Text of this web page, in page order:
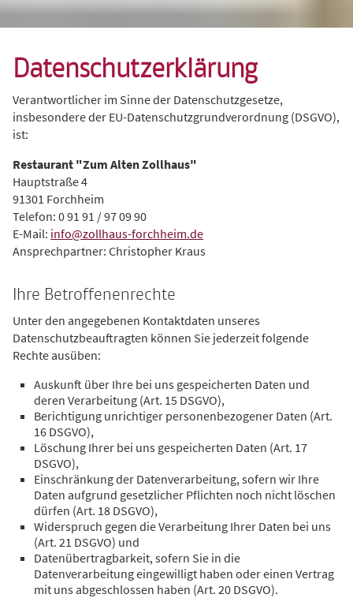
Datenschutzerklärung
Verantwortlicher im Sinne der Datenschutzgesetze,
insbesondere der EU-Datenschutzgrundverordnung (DSGVO),
ist:
Restaurant "Zum Alten Zollhaus"
Hauptstraße 4
91301 Forchheim
Telefon: 0 91 91 / 97 09 90
E-Mail: info@zollhaus-forchheim.de
Ansprechpartner: Christopher Kraus
Ihre Betroffenenrechte
Unter den angegebenen Kontaktdaten unseres
Datenschutzbeauftragten können Sie jederzeit folgende
Rechte ausüben:
Auskunft über Ihre bei uns gespeicherten Daten und
deren Verarbeitung (Art. 15 DSGVO),
Berichtigung unrichtiger personenbezogener Daten (Art.
16 DSGVO),
Löschung Ihrer bei uns gespeicherten Daten (Art. 17
DSGVO),
Einschränkung der Datenverarbeitung, sofern wir Ihre
Daten aufgrund gesetzlicher Pflichten noch nicht löschen
dürfen (Art. 18 DSGVO),
Widerspruch gegen die Verarbeitung Ihrer Daten bei uns
(Art. 21 DSGVO) und
Datenübertragbarkeit, sofern Sie in die
Datenverarbeitung eingewilligt haben oder einen Vertrag
mit uns abgeschlossen haben (Art. 20 DSGVO).